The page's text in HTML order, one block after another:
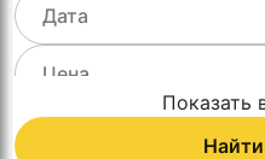
Показать